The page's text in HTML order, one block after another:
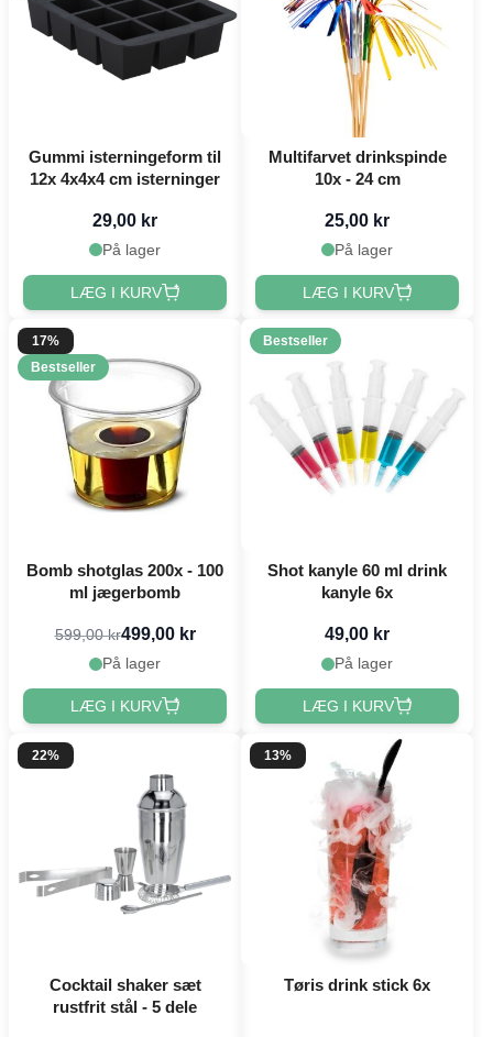
Gummi isterningeform til
12x 4x4x4 cm isterninger
29,00 kr
På lager
LÆG I KURV
Multifarvet drinkspinde
10x - 24 cm
25,00 kr
På lager
LÆG I KURV
17%
Bestseller
Bomb shotglas 200x - 100
ml jægerbomb
599,00 kr499,00 kr
På lager
LÆG I KURV
Bestseller
Shot kanyle 60 ml drink
kanyle 6x
49,00 kr
På lager
LÆG I KURV
22%
Cocktail shaker sæt
rustfrit stål - 5 dele
13%
Tøris drink stick 6x